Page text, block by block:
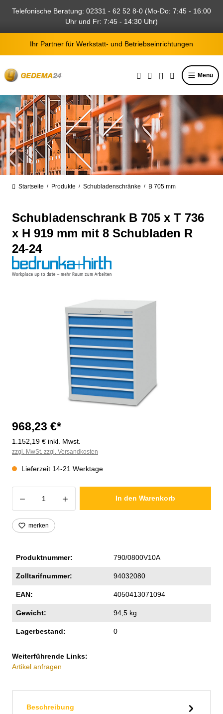
springen
Telefonische Beratung: 02331 - 62 52 8-0 (Mo-Do: 7:45 - 16:00
Uhr und Fr: 7:45 - 14:30 Uhr)
Ihr Partner für Werkstatt- und Betriebseinrichtungen
Menü
Startseite / Produkte / Schubladenschränke / B 705 mm
Schubladenschrank B 705 x T 736
x H 919 mm mit 8 Schubladen R
24-24
Bildergalerie überspringen
968,23 €*
1.152,19 € inkl. Mwst.
zzgl. MwSt. zzgl. Versandkosten
Lieferzeit 14-21 Werktage
Produkt Anzahl: Gib den gewünschten
In den Warenkorb
merken
Produktnummer: 790/0800V10A
Zolltarifnummer: 94032080
EAN: 4050413071094
Gewicht: 94,5 kg
Lagerbestand: 0
Weiterführende Links:
Artikel anfragen
Beschreibung